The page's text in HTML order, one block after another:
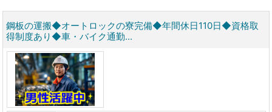
鋼板の運搬◆オートロックの寮完備◆年間休日110日◆資格取
得制度あり◆車・バイク通勤...